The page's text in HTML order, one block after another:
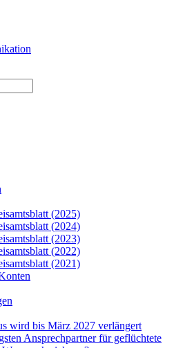
(2025)
(2024)
(2023)
(2022)
(2021)
wird bis März 2027 verlängert
Ansprechpartner für geflüchtete